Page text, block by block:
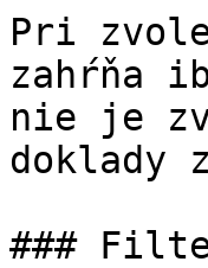
Pri
zahŕňa
nie je
doklady
###